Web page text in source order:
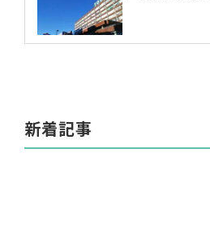
新着記事